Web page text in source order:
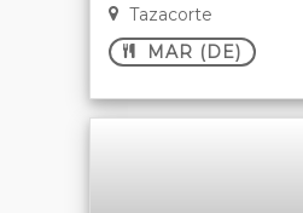
Tazacorte
MAR (DE)